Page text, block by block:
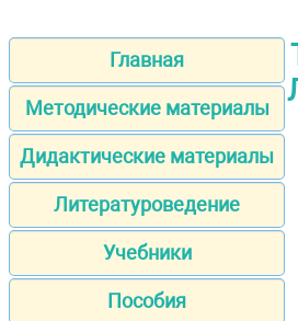
Главная
Методические материалы
Дидактические материалы
Литературоведение
Учебники
Пособия